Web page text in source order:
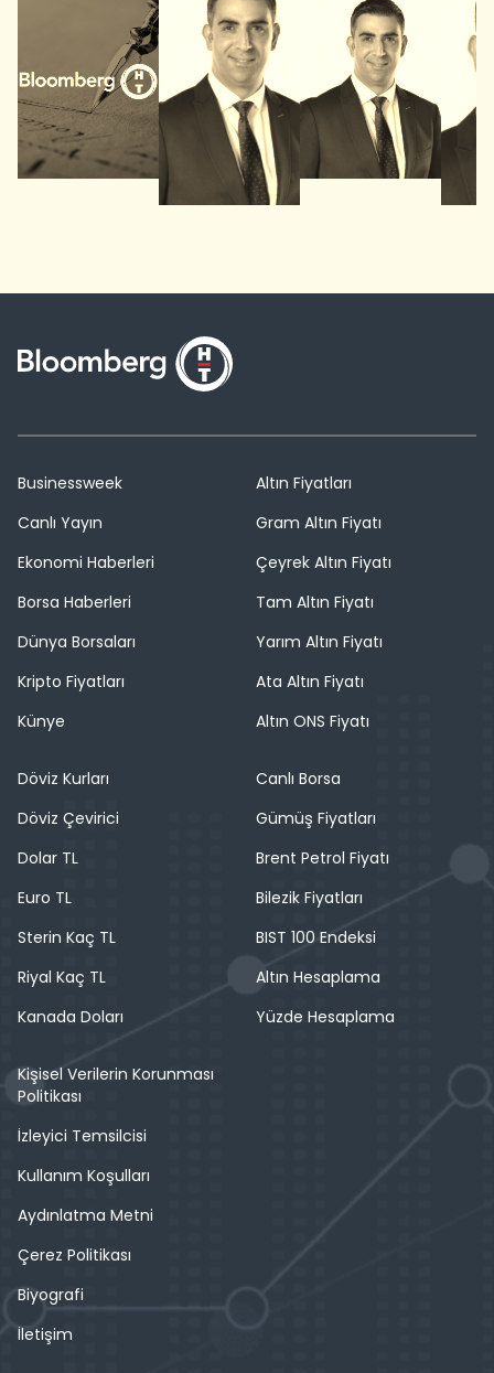
Businessweek
Canlı Yayın
Ekonomi Haberleri
Borsa Haberleri
Dünya Borsaları
Kripto Fiyatları
Künye
Altın Fiyatları
Gram Altın Fiyatı
Çeyrek Altın Fiyatı
Tam Altın Fiyatı
Yarım Altın Fiyatı
Ata Altın Fiyatı
Altın ONS Fiyatı
Döviz Kurları
Döviz Çevirici
Dolar TL
Euro TL
Sterin Kaç TL
Riyal Kaç TL
Kanada Doları
Canlı Borsa
Gümüş Fiyatları
Brent Petrol Fiyatı
Bilezik Fiyatları
BIST 100 Endeksi
Altın Hesaplama
Yüzde Hesaplama
Kişisel Verilerin Korunması
Politikası
İzleyici Temsilcisi
Kullanım Koşulları
Aydınlatma Metni
Çerez Politikası
Biyografi
İletişim